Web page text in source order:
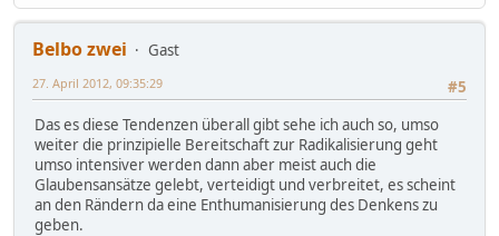
Belbo zwei
Gast
#5
27. April 2012, 09:35:29
Das es diese Tendenzen überall gibt sehe ich auch so, umso
weiter die prinzipielle Bereitschaft zur Radikalisierung geht
umso intensiver werden dann aber meist auch die
Glaubensansätze gelebt, verteidigt und verbreitet, es scheint
an den Rändern da eine Enthumanisierung des Denkens zu
geben.